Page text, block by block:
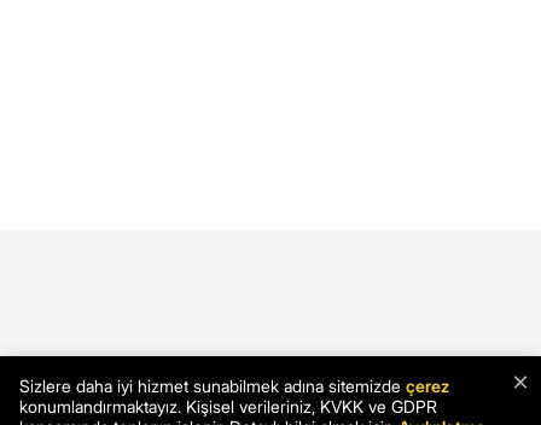
×
Sizlere daha iyi hizmet sunabilmek adına sitemizde çerez
konumlandırmaktayız. Kişisel verileriniz, KVKK ve GDPR